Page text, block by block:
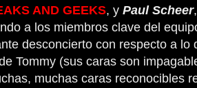
AND GEEKS, y Paul Scheer
a los miembros clave del
desconcierto con respecto a lo
Tommy (sus caras son
muchas caras reconocibles